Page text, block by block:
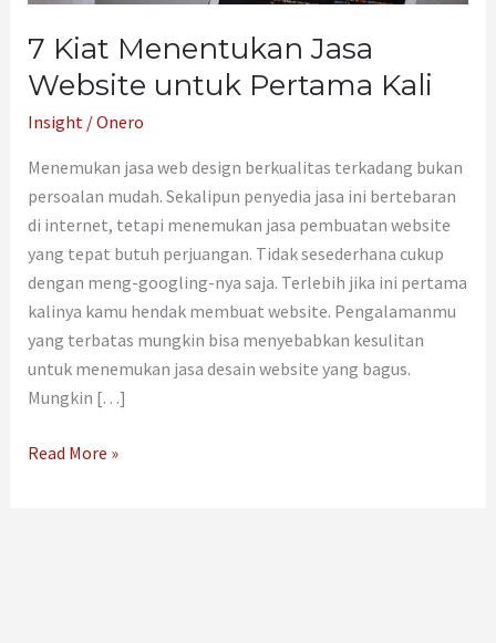
7 Kiat Menentukan Jasa
Website untuk Pertama Kali
Insight/Onero
Menemukan jasa web design berkualitas terkadang bukan
persoalan mudah. Sekalipun penyedia jasa ini bertebaran
di internet, tetapi menemukan jasa pembuatan website
yang tepat butuh perjuangan. Tidak sesederhana cukup
dengan meng-googling-nya saja. Terlebih jika ini pertama
kalinya kamu hendak membuat website. Pengalamanmu
yang terbatas mungkin bisa menyebabkan kesulitan
untuk menemukan jasa desain website yang bagus.
Mungkin […]
untuk
Pertama
Kali
Read More »